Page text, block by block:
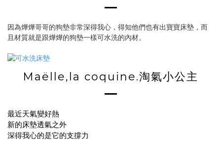
因為燁燁哥哥的狗墊非常深得我心，得知他們也有出寶寶床墊，而
且材質就是跟燁燁的狗墊一樣可水洗的內材。
Maëlle,la coquine.淘氣小公主
最近天氣變好熱
新的床墊透氣之外
深得我心的是它的支撐力